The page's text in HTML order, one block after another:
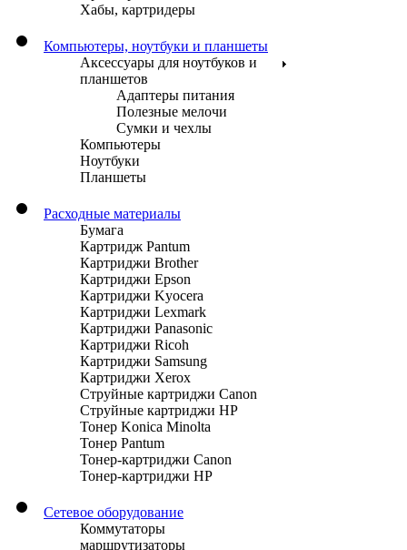
Хабы, картридеры
Компьютеры, ноутбуки и планшеты
Аксессуары для ноутбуков и
планшетов
Адаптеры питания
Полезные мелочи
Сумки и чехлы
Компьютеры
Ноутбуки
Планшеты
Расходные материалы
Бумага
Картридж Pantum
Картриджи Brother
Картриджи Epson
Картриджи Kyocera
Картриджи Lexmark
Картриджи Panasonic
Картриджи Ricoh
Картриджи Samsung
Картриджи Xerox
Струйные картриджи Canon
Струйные картриджи HP
Тонер Konica Minolta
Тонер Pantum
Тонер-картриджи Canon
Тонер-картриджи HP
Сетевое оборудование
Коммутаторы
маршрутизаторы